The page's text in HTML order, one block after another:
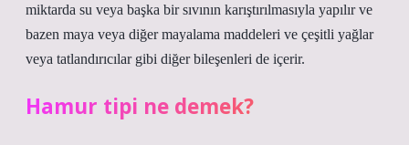
miktarda su veya başka bir sıvının karıştırılmasıyla yapılır ve
bazen maya veya diğer mayalama maddeleri ve çeşitli yağlar
veya tatlandırıcılar gibi diğer bileşenleri de içerir.
Hamur tipi ne demek?